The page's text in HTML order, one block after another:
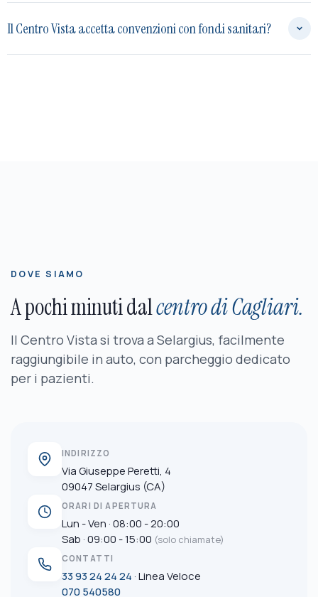
Il Centro Vista accetta convenzioni con fondi sanitari?
DOVE SIAMO
A pochi minuti dalcentro di Cagliari.
Il Centro Vista si trova a Selargius, facilmente
raggiungibile in auto, con parcheggio dedicato
per i pazienti.
INDIRIZZO
Via Giuseppe Peretti, 4
09047 Selargius (CA)
ORARI DI APERTURA
Lun - Ven · 08:00 - 20:00
Sab · 09:00 - 15:00 (solo chiamate)
CONTATTI
33 93 24 24 24 · Linea Veloce
070 540580